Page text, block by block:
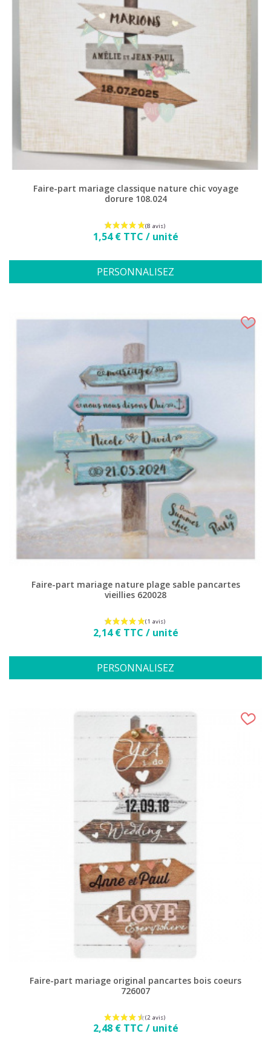
Faire-part mariage classique nature chic voyage
dorure 108.024
Prix
1,54 € TTC / unité
PERSONNALISEZ
Faire-part mariage nature plage sable pancartes
vieillies 620028
Prix
2,14 € TTC / unité
PERSONNALISEZ
Faire-part mariage original pancartes bois coeurs
726007
Prix
2,48 € TTC / unité